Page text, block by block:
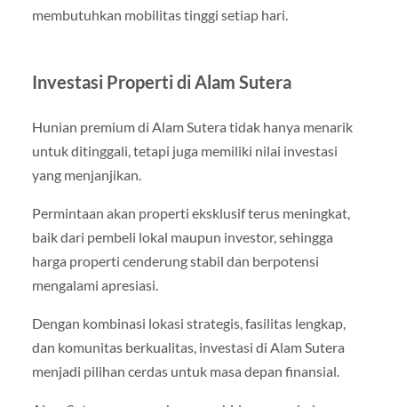
membutuhkan mobilitas tinggi setiap hari.
Investasi Properti di Alam Sutera
Hunian premium di Alam Sutera tidak hanya menarik
untuk ditinggali, tetapi juga memiliki nilai investasi
yang menjanjikan.
Permintaan akan properti eksklusif terus meningkat,
baik dari pembeli lokal maupun investor, sehingga
harga properti cenderung stabil dan berpotensi
mengalami apresiasi.
Dengan kombinasi lokasi strategis, fasilitas lengkap,
dan komunitas berkualitas, investasi di Alam Sutera
menjadi pilihan cerdas untuk masa depan finansial.